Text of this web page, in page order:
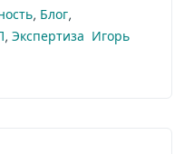
, Блог,
, Экспертиза Игорь